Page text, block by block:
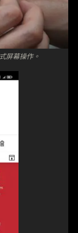
屏幕操作。